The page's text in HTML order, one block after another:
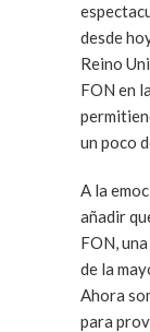
desde
Reino
FON en
un poco
A la
añadir
FON,
de la
Ahora
para